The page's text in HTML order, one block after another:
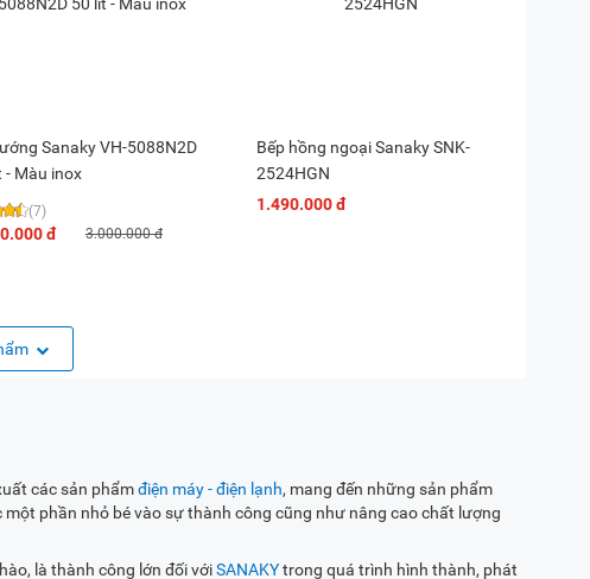
Sanaky VH-5088N2D
50 lít - Màu inox
(7)
đ 3.000.000 đ
Bếp hồng ngoại Sanaky SNK-
2524HGN
1.490.000 đ
các sản phẩmđiện máy - điện lạnh, mang đến những sản phẩm
một phần nhỏ bé vào sự thành công cũng như nâng cao chất lượng
là thành công lớn đối vớiSANAKYtrong quá trình hình thành, phát